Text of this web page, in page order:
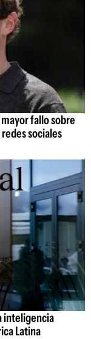
fallo sobre
sociales
inteligencia
Latina